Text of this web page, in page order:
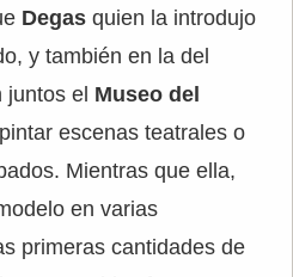
Degas quien la introdujo
y también en la del
el Museo del
escenas teatrales o
Mientras que ella,
en varias
primeras cantidades de